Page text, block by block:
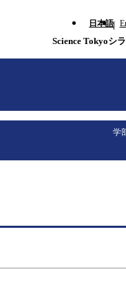
日本語
Science Tokyoシ
学